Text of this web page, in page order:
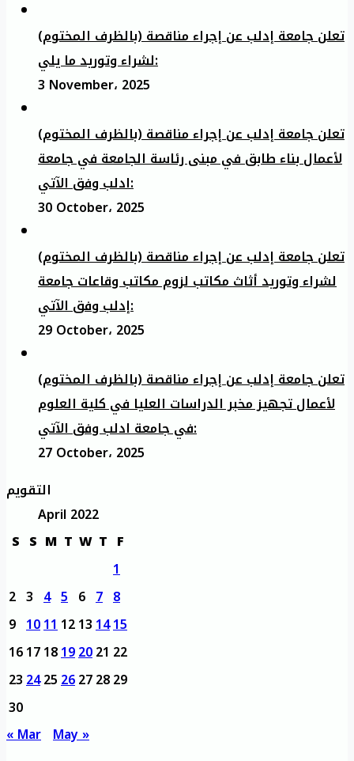
تعلن جامعة إدلب عن إجراء مناقصة (بالظرف المختوم)
لشراء وتوريد ما يلي:
3 November، 2025
تعلن جامعة إدلب عن إجراء مناقصة (بالظرف المختوم)
لأعمال بناء طابق في مبنى رئاسة الجامعة في جامعة
ادلب وفق الآتي:
30 October، 2025
تعلن جامعة إدلب عن إجراء مناقصة (بالظرف المختوم)
لشراء وتوريد أثاث مكاتب لزوم مكاتب وقاعات جامعة
إدلب وفق الآتي:
29 October، 2025
تعلن جامعة إدلب عن إجراء مناقصة (بالظرف المختوم)
لأعمال تجهيز مخبر الدراسات العليا في كلية العلوم
في جامعة ادلب وفق الآتي:
27 October، 2025
التقويم
April 2022
S S M T W T F
1
2 3 4 5 6 7 8
9 101112131415
161718192021 22
23242526272829
30
« Mar May »